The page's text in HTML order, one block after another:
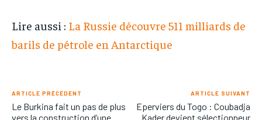
Lire aussi : La Russie découvre 511 milliards de
barils de pétrole en Antarctique
ARTICLE PRÉCÉDENT
Le Burkina fait un pas de plus
vers la construction d’une
ARTICLE SUIVANT
Eperviers du Togo : Coubadja
Kader devient sélectionneur